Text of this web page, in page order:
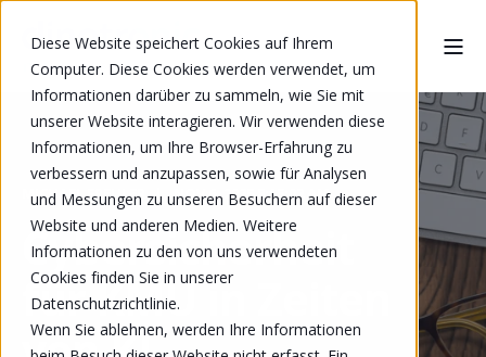
Diese Website speichert Cookies auf Ihrem
Computer. Diese Cookies werden verwendet, um
Informationen darüber zu sammeln, wie Sie mit
unserer Website interagieren. Wir verwenden diese
Informationen, um Ihre Browser-Erfahrung zu
verbessern und anzupassen, sowie für Analysen
und Messungen zu unseren Besuchern auf dieser
Website und anderen Medien. Weitere
Informationen zu den von uns verwendeten
Cookies finden Sie in unserer
Datenschutzrichtlinie.
Wenn Sie ablehnen, werden Ihre Informationen
MICHAEL FREULER NOV 6, 2025 8:15:02 AM
Cybersicherheit
für KMU in Zeiten